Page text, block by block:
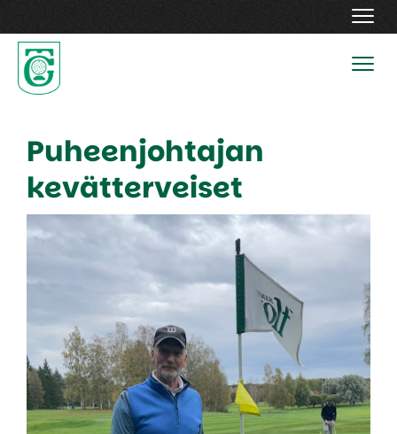
Puheenjohtajan
kevätterveiset